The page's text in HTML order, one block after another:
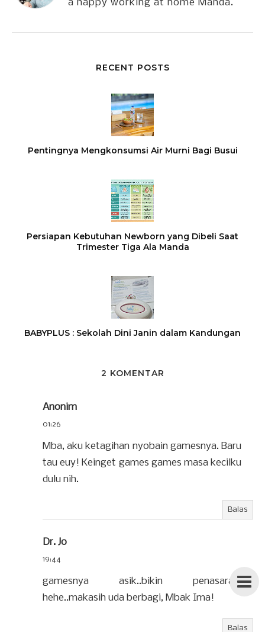
a happy working at home Manda.
RECENT POSTS
Pentingnya Mengkonsumsi Air Murni Bagi Busui
Persiapan Kebutuhan Newborn yang Dibeli Saat
Trimester Tiga Ala Manda
BABYPLUS : Sekolah Dini Janin dalam Kandungan
2 KOMENTAR
Anonim
01:26
Mba, aku ketagihan nyobain gamesnya. Baru
tau euy! Keinget games games masa kecilku
dulu nih.
Balas
Dr. Jo
19:44
gamesnya asik..bikin penasaran.
hehe..makasih uda berbagi, Mbak Ima!
Balas